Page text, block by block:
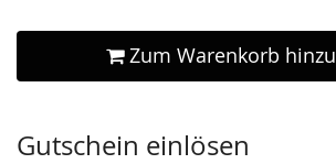
Zum Warenkorb
Gutschein einlösen